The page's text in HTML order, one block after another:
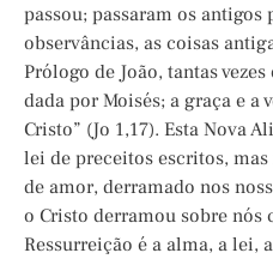
passou; passaram os antigos
observâncias, as coisas
Prólogo de João, tantas
dada por Moisés; a graça e a
Cristo” (Jo 1,17). Esta Nova
lei de preceitos escritos,
de amor, derramado nos
o Cristo derramou sobre nós
Ressurreição é a alma, a lei,